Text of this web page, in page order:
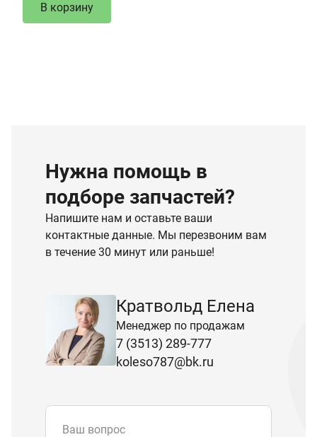
В корзину
Нужна помощь в
подборе запчастей?
Напишите нам и оставьте ваши
контактные данные. Мы перезвоним вам
в течение 30 минут или раньше!
Кратвольд Елена
Менеджер по продажам
7 (3513) 289-777
koleso787@bk.ru
Ваш вопрос